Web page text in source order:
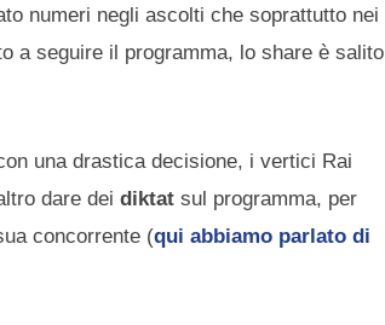
numeri negli ascolti che soprattutto nei
a seguire il programma, lo share è salito
una drastica decisione, i vertici Rai
dare deidiktat sul programma, per
concorrente (qui abbiamo parlato di